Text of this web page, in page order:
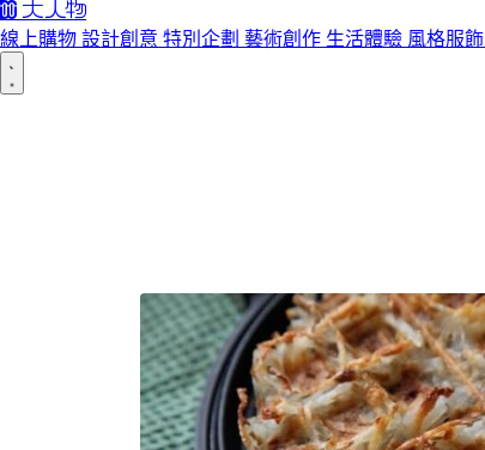
線上購物 設計創意 特別企劃 藝術創作 生活體驗 風格服飾